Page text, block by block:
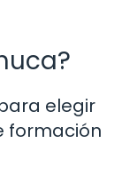
elegir
formación